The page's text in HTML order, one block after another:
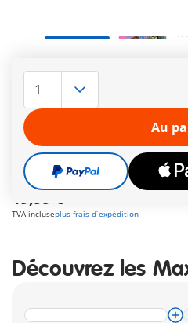
vaisselle et de nombreux
famille réussis.
Autres informations
Le délai de livraison est
ouvrés
Livraison gratuite à partir de
19,99 €
TVA incluseplus frais d´expédition
Au
Découvrez les